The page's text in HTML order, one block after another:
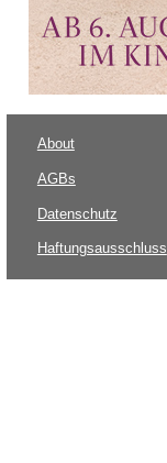
About
AGBs
Datenschutz
Haftungsausschluss